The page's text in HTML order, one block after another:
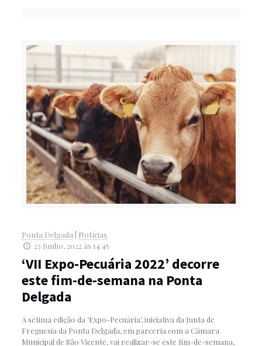
Ponta Delgada
Notícias
23 Junho, 2022 às 14:45
‘VII Expo-Pecuária 2022’ decorre
este fim-de-semana na Ponta
Delgada
A sétima edição da ‘Expo-Pecuária’, iniciativa da Junta de
Freguesia da Ponta Delgada, em parceria com a Câmara
Municipal de São Vicente, vai realizar-se este fim-de-semana,